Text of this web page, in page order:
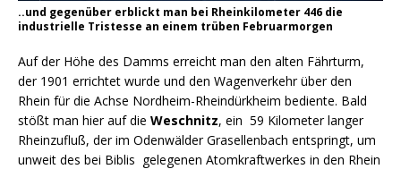
..und gegenüber erblickt man bei Rheinkilometer 446 die
industrielle Tristesse an einem trüben Februarmorgen
Auf der Höhe des Damms erreicht man den alten Fährturm,
der 1901 errichtet wurde und den Wagenverkehr über den
Rhein für die Achse Nordheim-Rheindürkheim bediente. Bald
stößt man hier auf die Weschnitz, ein 59 Kilometer langer
Rheinzufluß, der im Odenwälder Grasellenbach entspringt, um
unweit des bei Biblis gelegenen Atomkraftwerkes in den Rhein